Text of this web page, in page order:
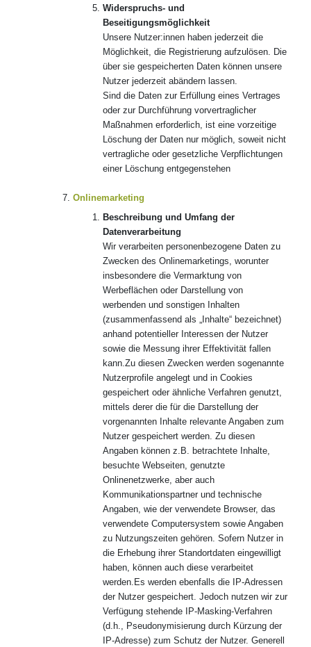
Widerspruchs- und
Beseitigungsmöglichkeit
Unsere Nutzer:innen haben jederzeit die
Möglichkeit, die Registrierung aufzulösen. Die
über sie gespeicherten Daten können unsere
Nutzer jederzeit abändern lassen.
Sind die Daten zur Erfüllung eines Vertrages
oder zur Durchführung vorvertraglicher
Maßnahmen erforderlich, ist eine vorzeitige
Löschung der Daten nur möglich, soweit nicht
vertragliche oder gesetzliche Verpflichtungen
einer Löschung entgegenstehen
Onlinemarketing
Beschreibung und Umfang der
Datenverarbeitung
Wir verarbeiten personenbezogene Daten zu
Zwecken des Onlinemarketings, worunter
insbesondere die Vermarktung von
Werbeflächen oder Darstellung von
werbenden und sonstigen Inhalten
(zusammenfassend als „Inhalte“ bezeichnet)
anhand potentieller Interessen der Nutzer
sowie die Messung ihrer Effektivität fallen
kann.Zu diesen Zwecken werden sogenannte
Nutzerprofile angelegt und in Cookies
gespeichert oder ähnliche Verfahren genutzt,
mittels derer die für die Darstellung der
vorgenannten Inhalte relevante Angaben zum
Nutzer gespeichert werden. Zu diesen
Angaben können z.B. betrachtete Inhalte,
besuchte Webseiten, genutzte
Onlinenetzwerke, aber auch
Kommunikationspartner und technische
Angaben, wie der verwendete Browser, das
verwendete Computersystem sowie Angaben
zu Nutzungszeiten gehören. Sofern Nutzer in
die Erhebung ihrer Standortdaten eingewilligt
haben, können auch diese verarbeitet
werden.Es werden ebenfalls die IP-Adressen
der Nutzer gespeichert. Jedoch nutzen wir zur
Verfügung stehende IP-Masking-Verfahren
(d.h., Pseudonymisierung durch Kürzung der
IP-Adresse) zum Schutz der Nutzer. Generell